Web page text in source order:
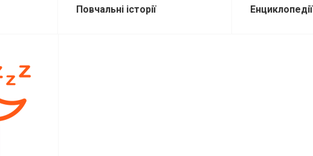
Повчальні історії Енциклопедії